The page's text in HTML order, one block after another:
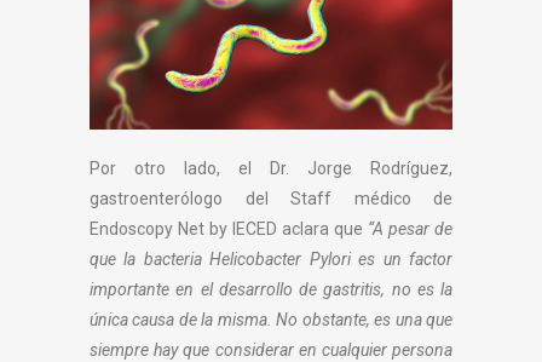
Por otro lado, el Dr. Jorge Rodríguez,
gastroenterólogo del Staff médico de
Endoscopy Net by IECED aclara que “A pesar de
que la bacteria Helicobacter Pylori es un factor
importante en el desarrollo de gastritis, no es la
única causa de la misma. No obstante, es una que
siempre hay que considerar en cualquier persona